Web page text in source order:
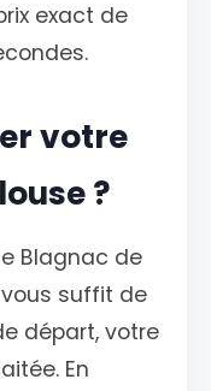
exact de
votre
?
Blagnac de
suffit de
départ, votre
En